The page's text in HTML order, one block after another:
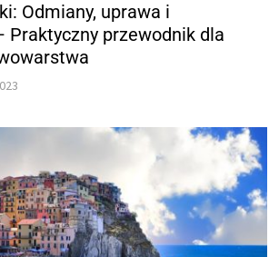
Odmiany, uprawa i
Praktyczny przewodnik dla